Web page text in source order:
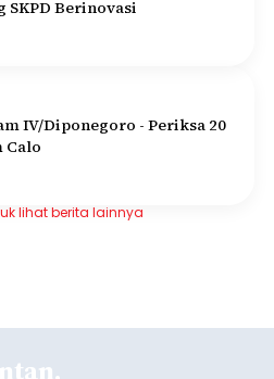
SKPD Berinovasi
IV/Diponegoro - Periksa 20
Calo
lihat berita lainnya